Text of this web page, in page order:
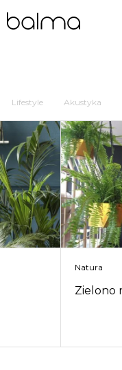
Lifestyle Akustyka
Natura
Zielono